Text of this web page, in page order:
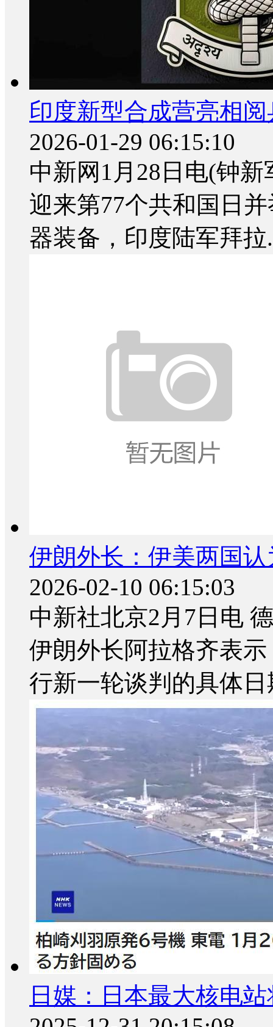
印度新型合成营亮相
2026-01-29 06:15:10
中新网1月28日电(钟
迎来第77个共和国日
器装备，印度陆军拜拉
伊朗外长：伊美两国
2026-02-10 06:15:03
中新社北京2月7日电
伊朗外长阿拉格齐表
行新一轮谈判的具体日
日媒：日本最大核电